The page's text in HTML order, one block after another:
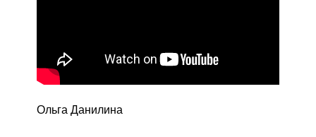
Ольга Данилина